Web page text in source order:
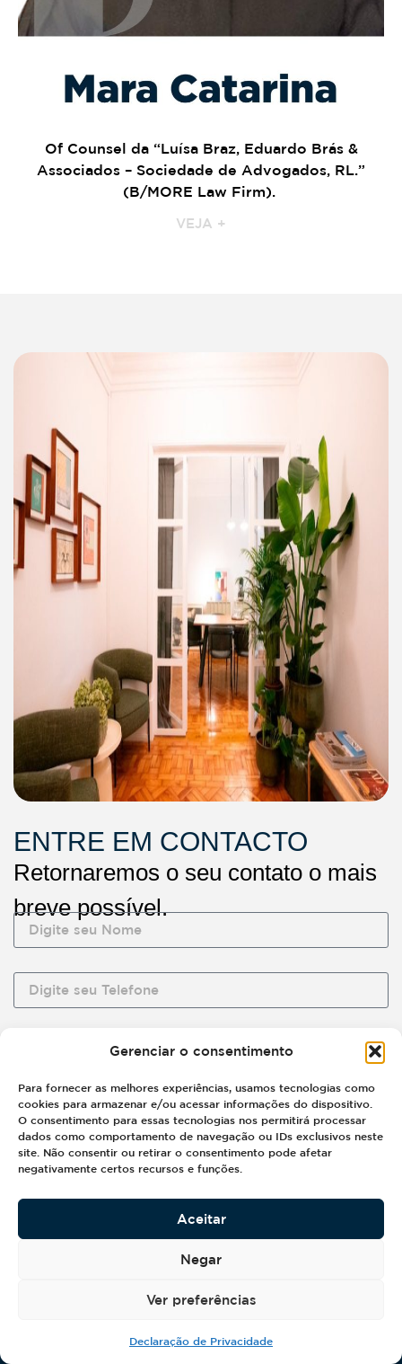
Gerenciar o consentimento
Para fornecer as melhores experiências, usamos tecnologias como
cookies para armazenar e/ou acessar informações do dispositivo.
O consentimento para essas tecnologias nos permitirá processar
dados como comportamento de navegação ou IDs exclusivos neste
site. Não consentir ou retirar o consentimento pode afetar
negativamente certos recursos e funções.
Aceitar
Negar
Ver preferências
Declaração de Privacidade
Of Counsel da “Luísa Braz, Eduardo Brás &
Associados – Sociedade de Advogados, RL.”
(B/MORE Law Firm).
VEJA +
ENTRE EM CONTACTO
Retornaremos o seu contato o mais
breve possível.